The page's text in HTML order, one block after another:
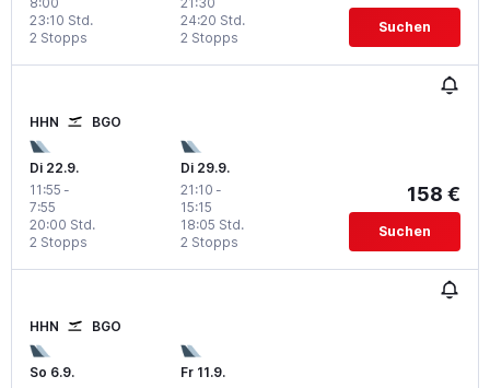
2 Stopps
23:10 Std.
2 Stopps
24:20 Std. Suchen
HHN BGO
Di 22.9.
11:55 -
7:55
2 Stopps
20:00 Std.
Di 29.9.
21:10 -
15:15
2 Stopps
18:05 Std.
158 €
Suchen
HHN BGO
So 6.9.
Fr 11.9.